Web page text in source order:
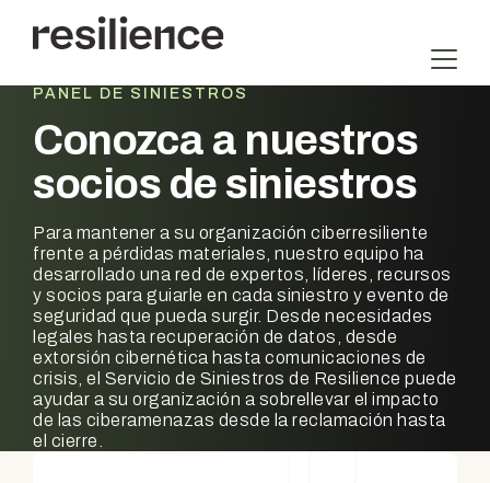
contenido
PANEL DE SINIESTROS
Conozca a nuestros
socios de siniestros
Para mantener a su organización ciberresiliente
frente a pérdidas materiales, nuestro equipo ha
desarrollado una red de expertos, líderes, recursos
y socios para guiarle en cada siniestro y evento de
seguridad que pueda surgir. Desde necesidades
legales hasta recuperación de datos, desde
extorsión cibernética hasta comunicaciones de
crisis, el Servicio de Siniestros de Resilience puede
ayudar a su organización a sobrellevar el impacto
de las ciberamenazas desde la reclamación hasta
el cierre.